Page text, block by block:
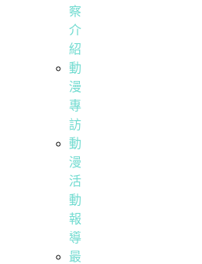
察
介
紹
動
漫
專
訪
動
漫
活
動
報
導
最